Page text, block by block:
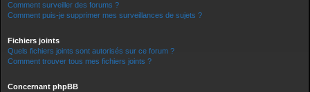
Comment surveiller des forums ?
Comment puis-je supprimer mes surveillances de sujets ?
Fichiers joints
Quels fichiers joints sont autorisés sur ce forum ?
Comment trouver tous mes fichiers joints ?
Concernant phpBB